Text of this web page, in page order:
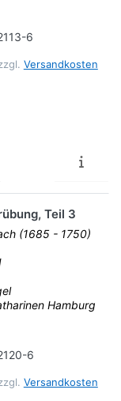
6
Versandkosten
Teil 3
(1685 - 1750)
Hamburg
6
Versandkosten